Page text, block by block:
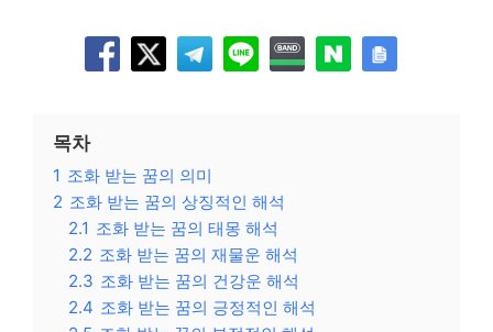
목차
1 조화 받는 꿈의 의미
2 조화 받는 꿈의 상징적인 해석
2.1 조화 받는 꿈의 태몽 해석
2.2 조화 받는 꿈의 재물운 해석
2.3 조화 받는 꿈의 건강운 해석
2.4 조화 받는 꿈의 긍정적인 해석